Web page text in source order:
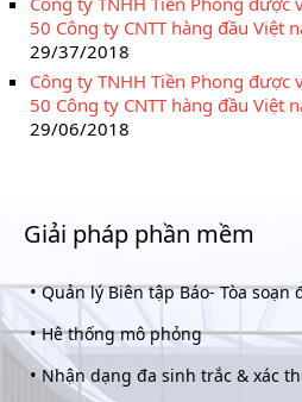
50 Công ty CNTT hàng đầu Việt
29/37/2018
Công ty TNHH Tiền Phong
50 Công ty CNTT hàng đầu Việt
29/06/2018
Giải pháp phần mềm
•Quản lý Biên tập Báo- Tòa soạn
•Hê thống mô phỏng
•Nhận dạng đa sinh trắc & xác